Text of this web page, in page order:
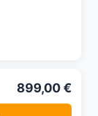
899,00 €